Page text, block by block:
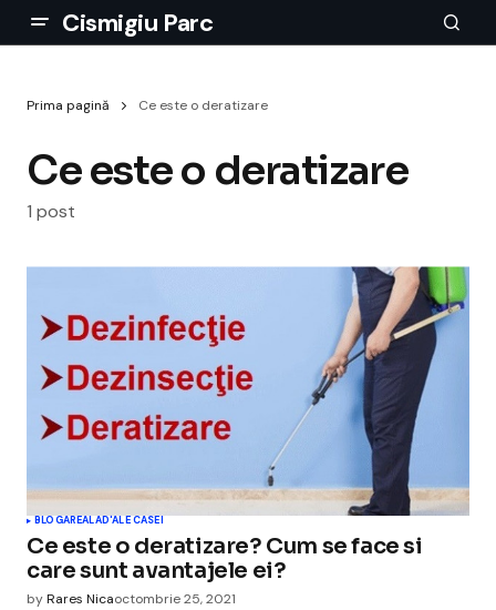
Cismigiu Parc
Prima pagină Ce este o deratizare
Ce este o deratizare
1 post
BLOGAREALAD'ALE CASEI
Ce este o deratizare? Cum se face si
care sunt avantajele ei?
byRares Nicaoctombrie 25, 2021